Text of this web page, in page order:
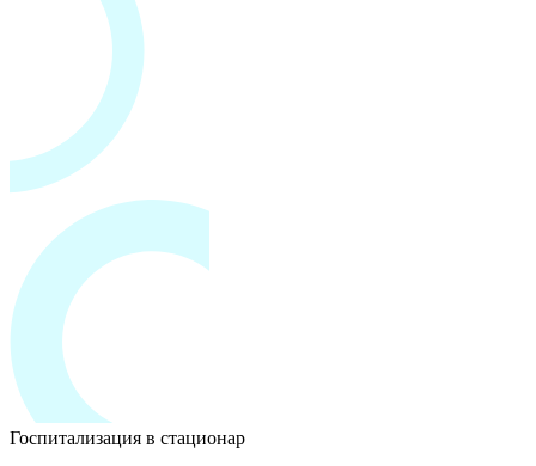
Госпитализация в стационар